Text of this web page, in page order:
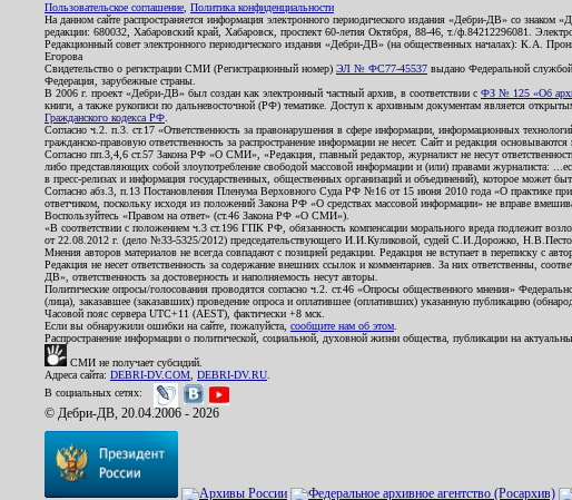
Пользовательское соглашение Политика конфиденциальности
На данном сайте распространяется информация электронного периодического издания «Дебри-ДВ» со
редакции: 680032, Хабаровский край, Хабаровск, проспект 60-летия Октября, 88-46, т./ф.84212296081.
Редакционный совет электронного периодического издания «Дебри-ДВ» (на общественных
Егорова
Свидетельство о регистрации СМИ (Регистрационный номер) ЭЛ № ФС77-45537 выдано Федеральной
Федерация, зарубежные страны.
В 2006 г. проект «Дебри-ДВ» был создан как электронный частный архив, в соответствии с ФЗ № 125 «Об
книги, а также рукописи по дальневосточной (РФ) тематике. Доступ к архивным документам является
Гражданского кодекса РФ
Согласно ч.2. п.3. ст.17 «Ответственность за правонарушения в сфере информации, информационных
гражданско-правовую ответственность за распространение информации не несет. Сайт и редакция
Согласно пп.3,4,6 ст.57 Закона РФ «О СМИ», «Редакция, главный редактор, журналист не несут
либо представляющих собой злоупотребление свободой массовой информации и (или) правами журналиста:
в пресс-релизах и информация государственных, общественных организаций и объединений), которое может
Согласно абз.3, п.13 Постановления Пленума Верховного Суда РФ №16 от 15 июня 2010 года «О практике
ответчиком, поскольку исходя из положений Закона РФ «О средствах массовой информации» не вправе
Воспользуйтесь «Правом на ответ» (ст.46 Закона РФ «О СМИ»).
«В соответствии с положением ч.3 ст.196 ГПК РФ, обязанность компенсации морального вреда подлежит
от 22.08.2012 г. (дело №33-5325/2012) председательствующего И.И.Куликовой, судей С.И.Дорожко,
Мнения авторов материалов не всегда совпадают с позицией редакции. Редакция не вступает в переписку с
Редакция не несет ответственность за содержание внешних ссылок и комментариев. За них ответственны,
ДВ», ответственность за достоверность и наполняемость несут авторы.
Политические опросы/голосования проводятся согласно ч.2. ст.46 «Опросы общественного мнения»
(лица), заказавшее (заказавших) проведение опроса и оплатившее (оплативших) указанную публикацию
Часовой пояс сервера UTC+11 (AEST), фактически +8 мск.
Если вы обнаружили ошибки на сайте, пожалуйста, сообщите нам об этом
Распространение информации о политической, социальной, духовной жизни общества, публикации на
СМИ не получает субсидий.
Адреса сайта: DEBRI-DV.COM DEBRI-DV.RU
В социальных сетях:
© Дебри-ДВ, 20.04.2006 - 2026